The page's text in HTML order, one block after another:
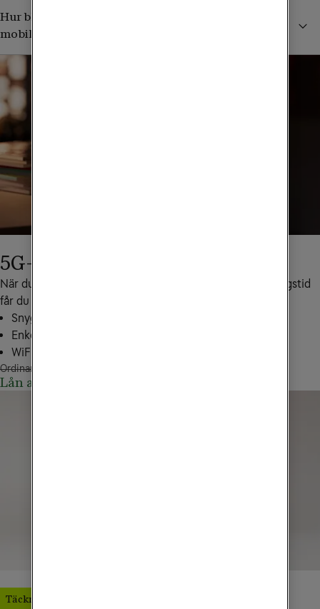
Hur blir det om 5G saknas där jag vill använda mitt
mobila bredband?
5G-router ingår
När du väljer mobilt bredband med 24 månaders bindningstid
får du låna en kraftfull 5G-router utan extra kostnad.
Snygg design som passar i hemmet
Enkel installation med app
WiFi 6 för snabb uppkoppling
Ordinarie pris 4290 kr
Lån av router 0 kr
Täckning från fjäll till skärgård